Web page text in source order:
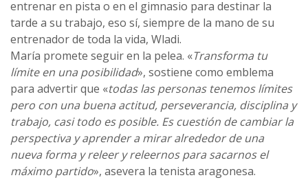
entrenar en pista o en el gimnasio para destinar la
tarde a su trabajo, eso sí, siempre de la mano de su
entrenador de toda la vida, Wladi.
María promete seguir en la pelea. «Transforma tu
límite en una posibilidad», sostiene como emblema
para advertir que «todas las personas tenemos límites
pero con una buena actitud, perseverancia, disciplina y
trabajo, casi todo es posible. Es cuestión de cambiar la
perspectiva y aprender a mirar alrededor de una
nueva forma y releer y releernos para sacarnos el
máximo partido», asevera la tenista aragonesa.